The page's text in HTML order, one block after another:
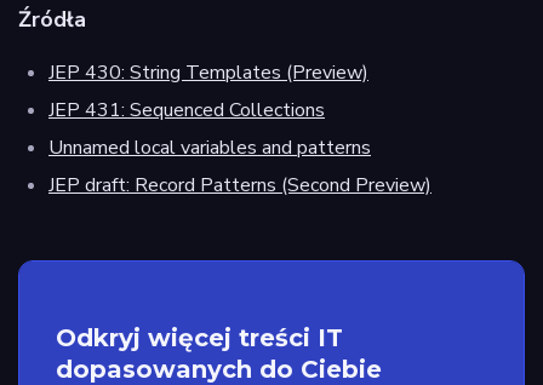
Źródła
JEP 430: String Templates (Preview)
JEP 431: Sequenced Collections
Unnamed local variables and patterns
JEP draft: Record Patterns (Second Preview)
Odkryj więcej treści IT
dopasowanych do Ciebie